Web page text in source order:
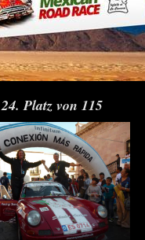
24. Platz von 115